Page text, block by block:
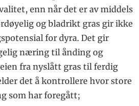
enn når det er av middels
og bladrikt gras gir ikke
for dyra. Det gir
næring til ånding og
fra nyslått gras til ferdig
det å kontrollere hvor store
som har foregått;